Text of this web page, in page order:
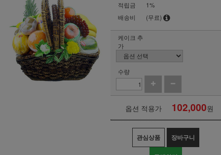
적립금
1%
배송비
(무료)
케이크 추
가
수량
옵션 적용가 102,000원
관심상품 장바구니